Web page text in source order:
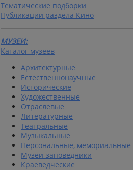
Тематические подборки
Публикации раздела Кино
МУЗЕИ:
Каталог музеев
Архитектурные
Естественнонаучные
Исторические
Художественные
Отраслевые
Литературные
Театральные
Музыкальные
Персональные, мемориальные
Музеи-заповедники
Краеведческие